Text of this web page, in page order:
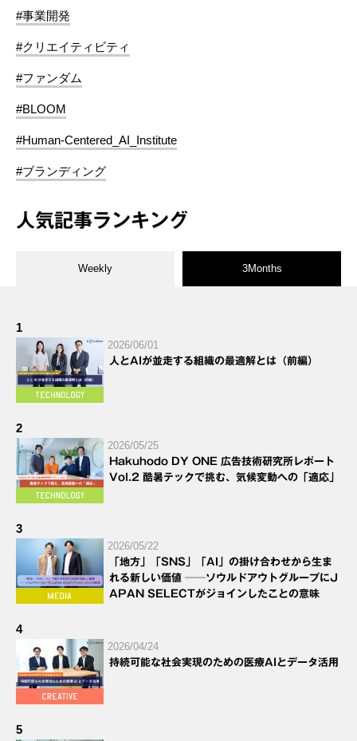
#事業開発
#クリエイティビティ
#ファンダム
#BLOOM
#Human-Centered_AI_Institute
#ブランディング
人気記事ランキング
Weekly 3Months
1
2026/06/01
人とAIが並走する組織の最適解とは（前編）
2
2026/05/25
Hakuhodo DY ONE 広告技術研究所レポート
Vol.2 酷暑テックで挑む、気候変動への「適応」
3
2026/05/22
「地方」「SNS」「AI」の掛け合わせから生ま
れる新しい価値 ──ソウルドアウトグループにJ
APAN SELECTがジョインしたことの意味
4
2026/04/24
持続可能な社会実現のための医療AIとデータ活用
5